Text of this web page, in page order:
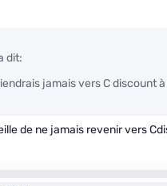
dit:
jamais vers C discount
de ne jamais revenir vers